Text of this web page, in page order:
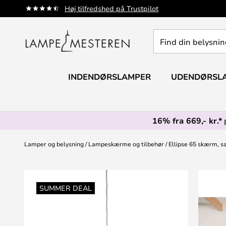
Høj tilfredshed på Trustpilot
Skip
to
din
INDENDØRSLAMPER
16% fra 669,- kr.*
Lamper og belysning Lampeskærme og tilbehør Ellipse 65 skærm,
SUMMER DEAL